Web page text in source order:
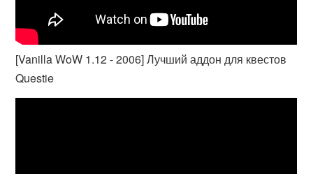
[Vanilla WoW 1.12 - 2006] Лучший аддон для квестов
Questie